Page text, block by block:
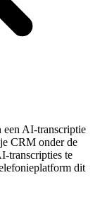
een AI-transcriptie
CRM onder de
transcripties te
dit